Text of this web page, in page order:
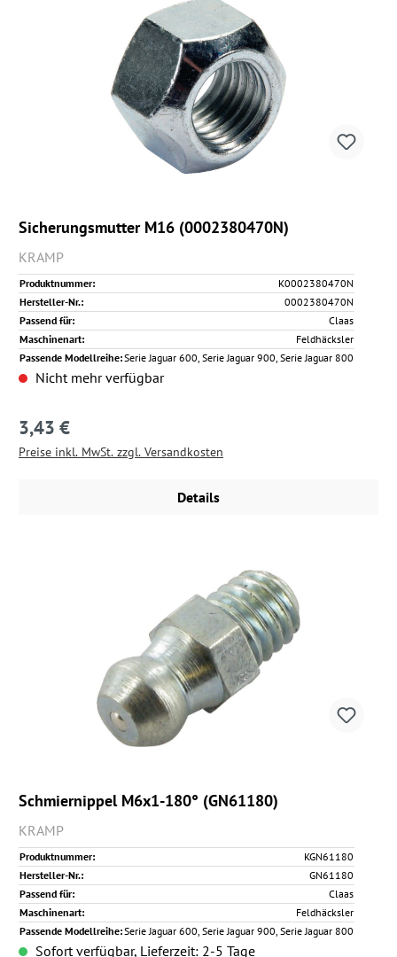
Sicherungsmutter M16 (0002380470N)
KRAMP
Produktnummer:
K0002380470N
Hersteller-Nr.:
0002380470N
Passend für:
Claas
Maschinenart:
Feldhäcksler
Passende Modellreihe:Serie Jaguar 600, Serie Jaguar 900, Serie Jaguar 800
Nicht mehr verfügbar
Regulärer Preis:
3,43 €
Preise inkl. MwSt. zzgl. Versandkosten
Details
Schmiernippel M6x1-180° (GN61180)
KRAMP
Produktnummer:
KGN61180
Hersteller-Nr.:
GN61180
Passend für:
Claas
Maschinenart:
Feldhäcksler
Passende Modellreihe:Serie Jaguar 600, Serie Jaguar 900, Serie Jaguar 800
Sofort verfügbar, Lieferzeit: 2-5 Tage